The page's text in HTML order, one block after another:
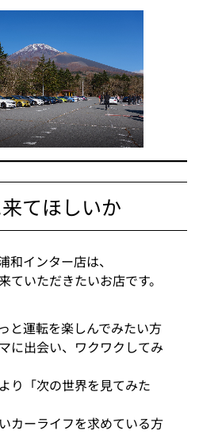
てほしいか
和インター店は、
ていただきたいお店です。
と運転を楽しんでみたい方
に出会い、ワクワクしてみ
り「次の世界を見てみた
カーライフを求めている方